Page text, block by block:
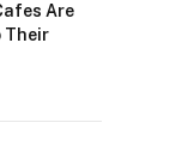
Are
Their